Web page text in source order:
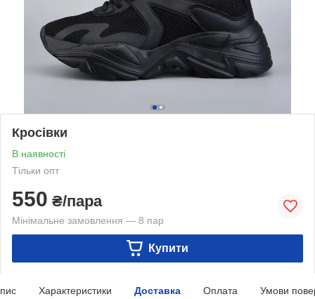
Кросівки
В наявності
Тільки опт
550 ₴/пара
Мінімальне замовлення — 8 пар
Купити
Характеристики Доставка Оплата Умови